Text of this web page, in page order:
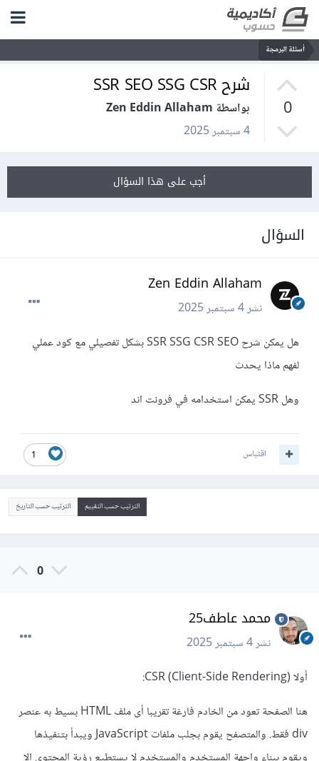
أسئلة البرمجة
0
شرح SSR SEO SSG CSR
بواسطة Zen Eddin Allaham
4 سبتمبر 2025
أجب على هذا السؤال
السؤال
Zen Eddin Allaham
نشر4 سبتمبر 2025
هل يمكن شرح SSR SSG CSR SEO بشكل تفصيلي مع كود عملي
لفهم ماذا يحدث
وهل SSR يمكن استخدامه في فرونت اند
1 اقتباس
الترتيب حسب التقييم الترتيب حسب التاريخ
0
محمد عاطف25
نشر4 سبتمبر 2025
أولا CSR (Client-Side Rendering)
:
هنا الصفحة تعود من الخادم فارغة تقريبا أى ملف HTML بسيط به عنصر
div فقط. والمتصفح يقوم بجلب ملفات JavaScript ويبدأ بتنفيذها